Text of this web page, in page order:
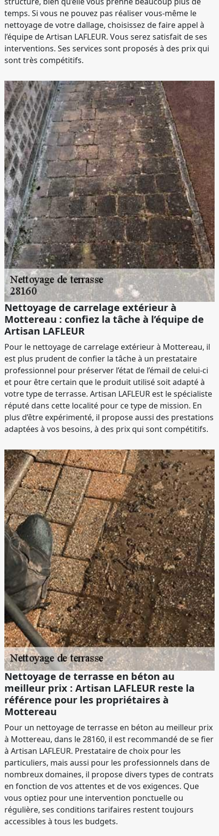
temps. Si vous ne pouvez pas réaliser vous-même le
nettoyage de votre dallage, choisissez de faire appel à
l’équipe de Artisan LAFLEUR. Vous serez satisfait de ses
interventions. Ses services sont proposés à des prix qui
sont très compétitifs.
Nettoyage de carrelage extérieur à
Mottereau : confiez la tâche à l’équipe de
Artisan LAFLEUR
Pour le nettoyage de carrelage extérieur à Mottereau, il
est plus prudent de confier la tâche à un prestataire
professionnel pour préserver l’état de l’émail de celui-ci
et pour être certain que le produit utilisé soit adapté à
votre type de terrasse. Artisan LAFLEUR est le spécialiste
réputé dans cette localité pour ce type de mission. En
plus d’être expérimenté, il propose aussi des prestations
adaptées à vos besoins, à des prix qui sont compétitifs.
Nettoyage de terrasse en béton au
meilleur prix : Artisan LAFLEUR reste la
référence pour les propriétaires à
Mottereau
Pour un nettoyage de terrasse en béton au meilleur prix
à Mottereau, dans le 28160, il est recommandé de se fier
à Artisan LAFLEUR. Prestataire de choix pour les
particuliers, mais aussi pour les professionnels dans de
nombreux domaines, il propose divers types de contrats
en fonction de vos attentes et de vos exigences. Que
vous optiez pour une intervention ponctuelle ou
régulière, ses conditions tarifaires restent toujours
accessibles à tous les budgets.